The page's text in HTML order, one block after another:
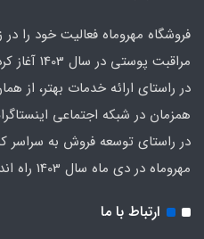
فروشگاه مهروماه فعالیت خود را
مراقبت پوستی در سال 1403 آغاز کرد.
در راستای ارائه خدمات بهتر، از
همزمان در شبکه اجتماعی
در راستای توسعه فروش به سراسر
مهروماه در دی ماه سال 1403 راه اندازی شد.
ارتباط با ما